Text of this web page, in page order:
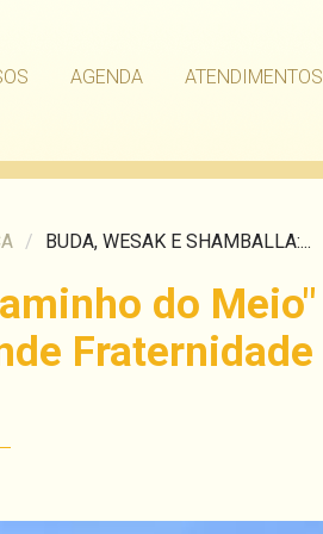
AGENDA ATENDIMENTOS
/ BUDA, WESAK E SHAMBALLA:...
do Meio"
Fraternidade